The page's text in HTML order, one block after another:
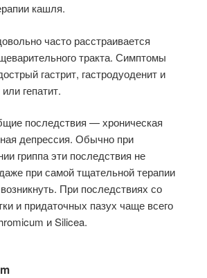
кашля.
часто расстраивается
тракта. Симптомы
гастрит, гастродуоденит и
гепатит.
последствия — хроническая
депрессия. Обычно при
гриппа эти последствия не
при самой тщательной терапии
При последствиях со
и придаточных пазух чаще всего
и Silicea.